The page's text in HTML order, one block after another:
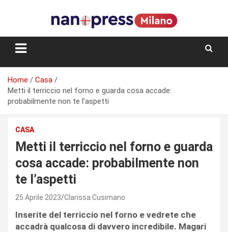
Storie e facce di una città
Home
Casa
Metti il terriccio nel forno e guarda cosa accade:
probabilmente non te l’aspetti
CASA
Metti il terriccio nel forno e guarda
cosa accade: probabilmente non
te l’aspetti
25 Aprile 2023 Clarissa Cusimano
Inserite del terriccio nel forno e vedrete che
accadrà qualcosa di davvero incredibile. Magari